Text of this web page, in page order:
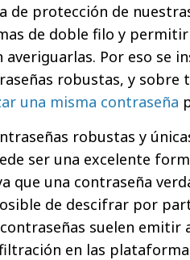
de protección de
de doble filo y permitir
Por eso se
robustas, y sobre
una misma contraseña
robustas y
ser una excelente
que una contraseña
de descifrar por
suelen emitir
en las